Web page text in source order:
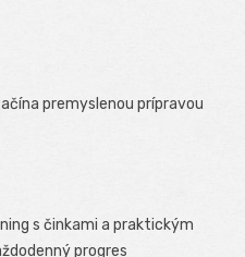
premyslenou prípravou
s činkami a praktickým
progres